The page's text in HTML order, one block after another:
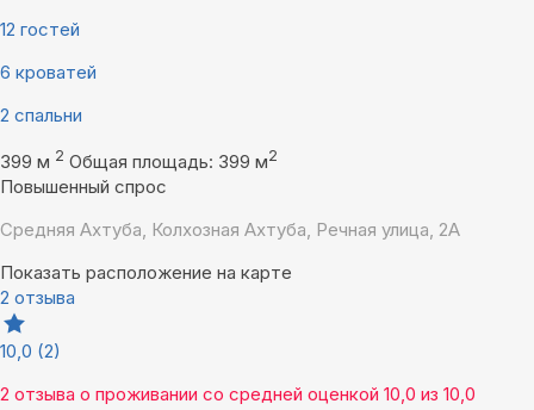
12 гостей
6 кроватей
2 спальни
399 м 2 Общая площадь: 399 м2
Повышенный спрос
Средняя Ахтуба, Колхозная Ахтуба, Речная улица, 2А
Показать расположение на карте
2 отзыва
10,0 (2)
2 отзыва о проживании со средней оценкой 10,0 из 10,0